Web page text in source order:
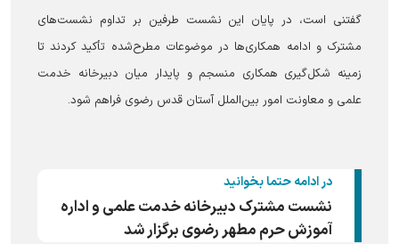
گفتنی است، در پایان این نشست طرفین بر تداوم نشست‌های
مشترک و ادامه همکاری‌ها در موضوعات مطرح‌شده تأکید کردند تا
زمینه شکل‌گیری همکاری منسجم و پایدار میان دبیرخانه خدمت
علمی و معاونت امور بین‌الملل آستان قدس رضوی فراهم شود.
در ادامه حتما بخوانید
نشست مشترک دبیرخانه خدمت علمی و اداره
آموزش حرم مطهر رضوی برگزار شد